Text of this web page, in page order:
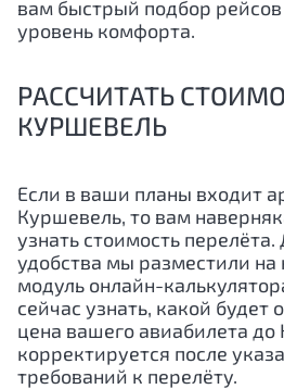
вам быстрый подбор
уровень комфорта.
РАССЧИТАТЬ
КУРШЕВЕЛЬ
Если в ваши планы входит
Куршевель, то вам
узнать стоимость
удобства мы разместили
модуль онлайн-
сейчас узнать, какой будет
цена вашего авиабилета
корректируется после
требований к перелёту.